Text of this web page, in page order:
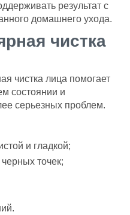
результат с
домашнего ухода.
чистка
чистка лица помогает
состоянии и
серьезных проблем.
и гладкой;
точек;